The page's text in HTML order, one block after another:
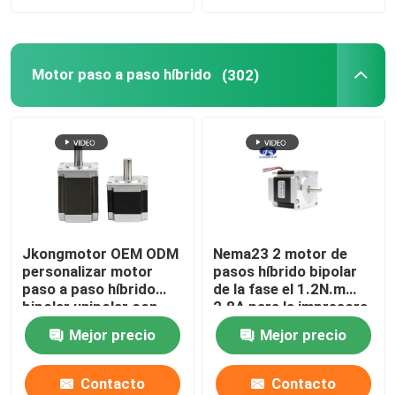
Motor paso a paso híbrido (302)
Jkongmotor OEM ODM
personalizar motor
paso a paso híbrido
bipolar unipolar con
caja de engranajes
codificador de freno
integrado
Mejor precio
Contacto
Nema23 2 motor de
pasos híbrido bipolar
de la fase el 1.2N.m
2.8A para la impresora
3d
Mejor precio
Contacto